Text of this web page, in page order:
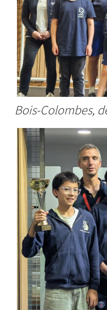
Bois-Colombes,